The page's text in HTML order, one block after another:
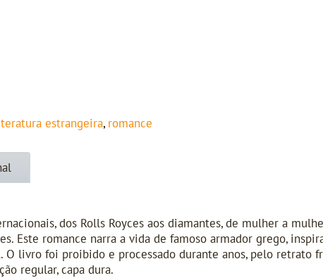
estrangeira, romance
dos Rolls Royces aos diamantes, de mulher a
Este romance narra a vida de famoso armador grego,
O livro foi proibido e processado durante anos, pelo retrato
regular, capa dura.